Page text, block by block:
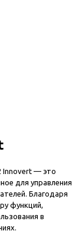
Innovert — это
для управления
Благодаря
функций,
в